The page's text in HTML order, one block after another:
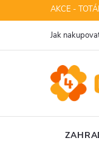
na
AKCE -
Jak